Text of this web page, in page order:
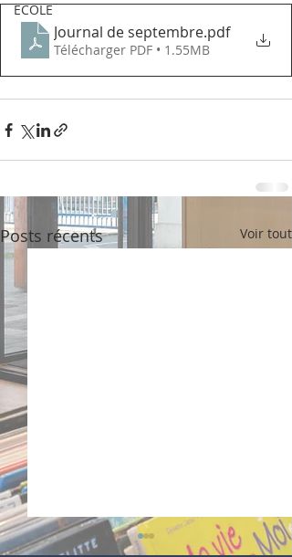
ECOLE
Journal de septembre.pdf
Télécharger PDF • 1.55MB
Posts récents Voir tout